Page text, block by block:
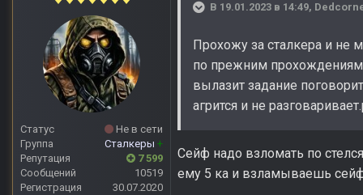
Статус
Не в сети
Группа
Сталкеры +
Репутация
7 599
Сообщений
10519
Регистрация
30.07.2020
В 19.01.2023 в 14:49,
Прохожу за сталкера и не
по прежним прохождениям
вылазит задание
агрится и не
Сейф надо взломать по
ему 5 ка и взламываешь